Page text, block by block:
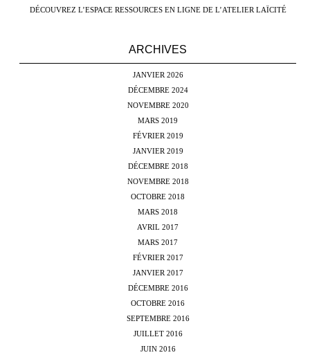
DÉCOUVREZ L’ESPACE RESSOURCES EN LIGNE DE L’ATELIER LAÏCITÉ
ARCHIVES
JANVIER 2026
DÉCEMBRE 2024
NOVEMBRE 2020
MARS 2019
FÉVRIER 2019
JANVIER 2019
DÉCEMBRE 2018
NOVEMBRE 2018
OCTOBRE 2018
MARS 2018
AVRIL 2017
MARS 2017
FÉVRIER 2017
JANVIER 2017
DÉCEMBRE 2016
OCTOBRE 2016
SEPTEMBRE 2016
JUILLET 2016
JUIN 2016